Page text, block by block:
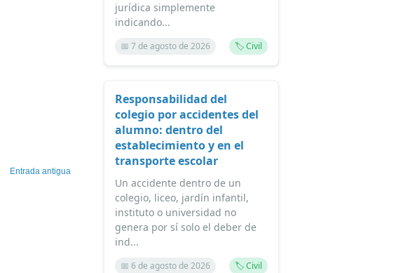
Entrada antigua
jurídica simplemente
indicando...
📅 7 de agosto de 2026 🏷️ Civil
Responsabilidad del
colegio por accidentes del
alumno: dentro del
establecimiento y en el
transporte escolar
Un accidente dentro de un
colegio, liceo, jardín infantil,
instituto o universidad no
genera por sí solo el deber de
ind...
📅 6 de agosto de 2026 🏷️ Civil